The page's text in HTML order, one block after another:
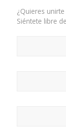
¿Quieres
Siéntete libre